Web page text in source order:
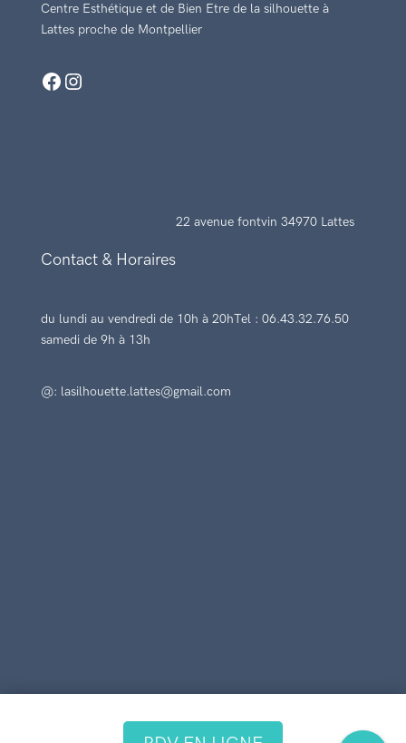
Centre Esthétique et de Bien Etre de la silhouette à
Lattes proche de Montpellier
Facebook
Instagram
Contact & Horaires
22 avenue fontvin 34970 Lattes
du lundi au vendredi de 10h à 20h
samedi de 9h à 13h
Tel : 06.43.32.76.50
@: lasilhouette.lattes@gmail.com